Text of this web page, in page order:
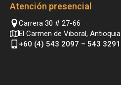
Atención presencial
Carrera 30 # 27-66
El Carmen de Viboral, Antioquia
+60 (4) 543 2097 – 543 3291